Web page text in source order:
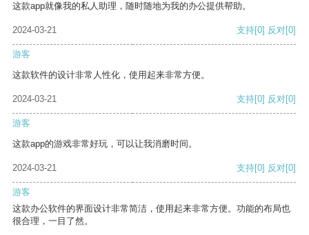
这款app就像我的私人助理，随时随地为我的办公提供帮助。
2024-03-21 支持[0] 反对[0]
游客
这款软件的设计非常人性化，使用起来非常方便。
2024-03-21 支持[0] 反对[0]
游客
这款app的游戏非常好玩，可以让我消磨时间。
2024-03-21 支持[0] 反对[0]
游客
这款办公软件的界面设计非常简洁，使用起来非常方便。功能的布局也
很合理，一目了然。